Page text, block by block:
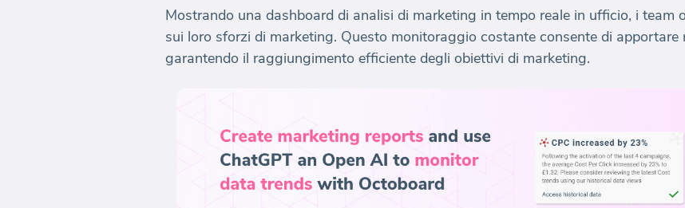
Mostrando una dashboard di analisi di marketing in tempo reale in ufficio, i team
sui loro sforzi di marketing. Questo monitoraggio costante consente di
garantendo il raggiungimento efficiente degli obiettivi di marketing.